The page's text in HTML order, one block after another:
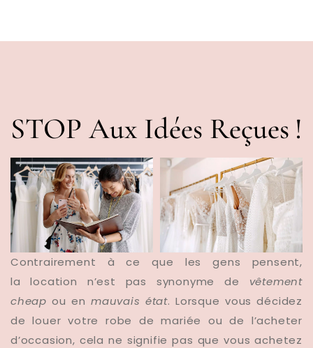
STOP Aux Idées Reçues !
Contrairement à ce que les gens pensent,
la location n’est pas synonyme de vêtement
cheap ou en mauvais état. Lorsque vous décidez
de louer votre robe de mariée ou de l’acheter
d’occasion, cela ne signifie pas que vous achetez